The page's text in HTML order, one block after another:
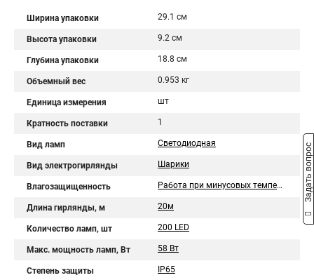
Ширина упаковки 29.1 см
Высота упаковки 9.2 см
Глубина упаковки 18.8 см
Объемный вес 0.953 кг
Единица измерения шт
Кратность поставки 1
Вид ламп Светодиодная
Вид электрогирлянды Шарики
Влагозащищенность Работа при минусовых температурах
Длина гирлянды, м 20м
Количество ламп, шт 200 LED
Макс. мощность ламп, Вт 58 Вт
Степень защиты IP65
Задать вопрос